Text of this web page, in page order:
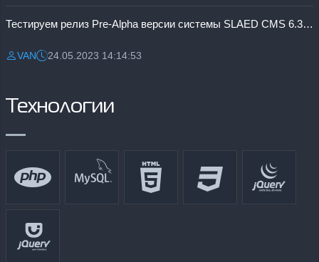
Тестируем релиз Pre-Alpha версии системы SLAED CMS 6.3 Pro
Разместил:
VANДата:24.05.2023 14:14:53
Технологии